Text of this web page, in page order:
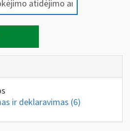
ir deklaravimas (6)